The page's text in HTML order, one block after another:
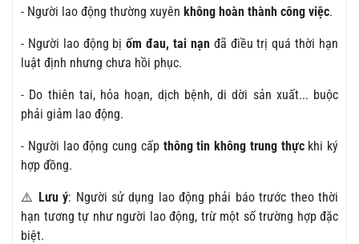
- Người lao động thường xuyên không hoàn thành công việc.
- Người lao động bịốm đau, tai nạn đã điều trị quá thời hạn
luật định nhưng chưa hồi phục.
- Do thiên tai, hỏa hoạn, dịch bệnh, di dời sản xuất... buộc
phải giảm lao động.
- Người lao động cung cấp thông tin không trung thựckhi ký
hợp đồng.
⚠️ Lưu ý: Người sử dụng lao động phải báo trước theo thời
hạn tương tự như người lao động, trừ một số trường hợp đặc
biệt.